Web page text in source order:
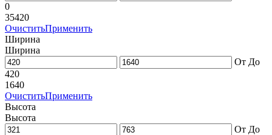
0
35420
ОчиститьПрименить
Ширина
Ширина
От До
420
1640
ОчиститьПрименить
Высота
Высота
От До